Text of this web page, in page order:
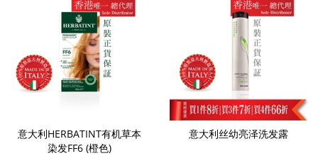
意大利HERBATINT有机草本
染发FF6 (橙色)
意大利丝幼亮泽洗发露